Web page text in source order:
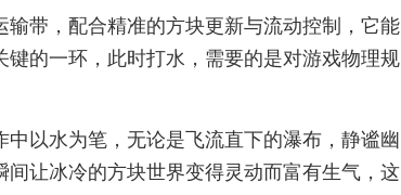
带，配合精准的方块更新与流动控制，它能
的一环，此时打水，需要的是对游戏物理规
以水为笔，无论是飞流直下的瀑布，静谧幽
让冰冷的方块世界变得灵动而富有生气，这